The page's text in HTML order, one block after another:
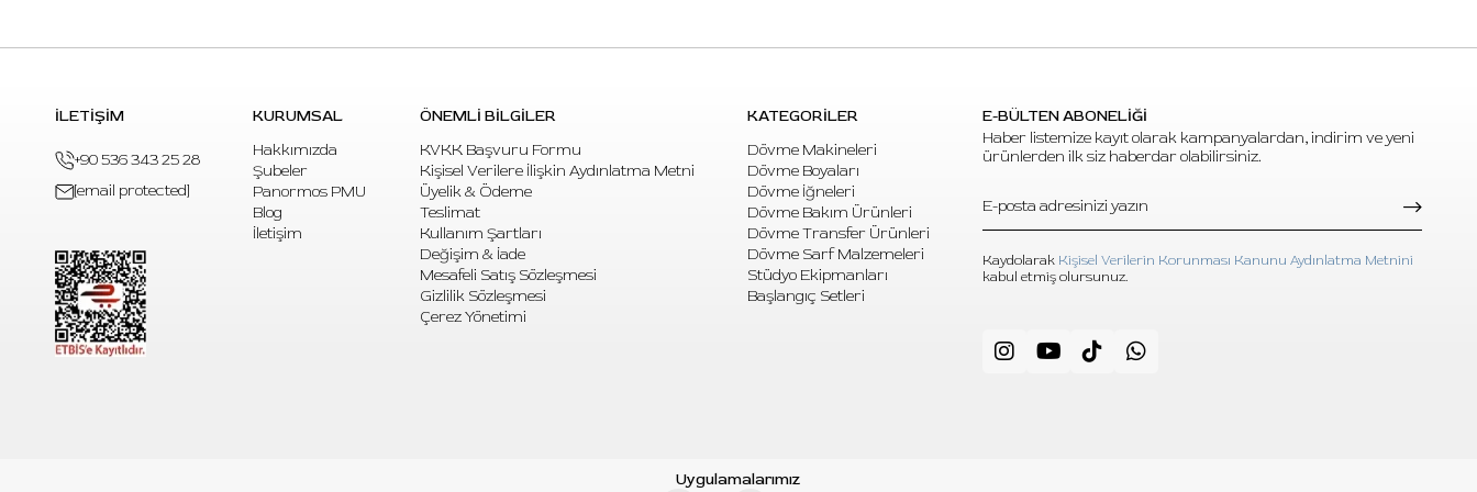
İLETİŞİM
+90 536 343 25 28
[email protected]
KURUMSAL
Hakkımızda
Şubeler
Panormos PMU
Blog
İletişim
ÖNEMLİ BİLGİLER
KVKK Başvuru Formu
Kişisel Verilere İlişkin Aydınlatma Metni
Üyelik & Ödeme
Teslimat
Kullanım Şartları
Değişim & İade
Mesafeli Satış Sözleşmesi
Gizlilik Sözleşmesi
Çerez Yönetimi
KATEGORİLER
Dövme Makineleri
Dövme Boyaları
Dövme İğneleri
Dövme Bakım Ürünleri
Dövme Transfer Ürünleri
Dövme Sarf Malzemeleri
Stüdyo Ekipmanları
Başlangıç Setleri
E-BÜLTEN ABONELİĞİ
Haber listemize kayıt olarak kampanyalardan, indirim ve yeni
ürünlerden ilk siz haberdar olabilirsiniz.
Kaydolarak Kişisel Verilerin Korunması Kanunu Aydınlatma Metnini
kabul etmiş olursunuz.
Uygulamalarımız